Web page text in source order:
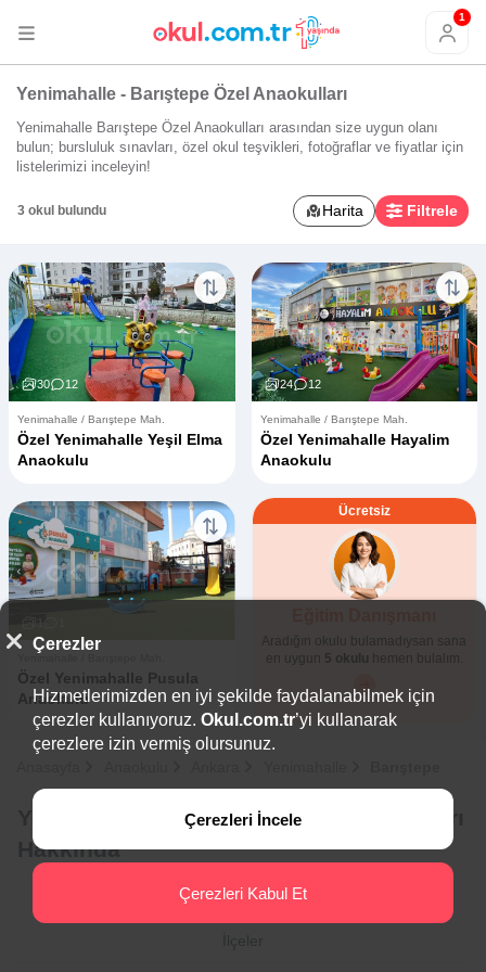
1
Yenimahalle - Barıştepe Özel Anaokulları
Yenimahalle Barıştepe Özel Anaokulları arasından size uygun olanı
bulun; bursluluk sınavları, özel okul teşvikleri, fotoğraflar ve fiyatlar için
listelerimizi inceleyin!
3 okul bulundu Harita Filtrele
30 12
Yenimahalle / Barıştepe Mah.
Özel Yenimahalle Yeşil Elma
Anaokulu
24 12
Yenimahalle / Barıştepe Mah.
Özel Yenimahalle Hayalim
Anaokulu
Özel Yenimahalle Pusula
Anaokulu
Ücretsiz
Aradığın okulu bulamadıysan sana
en uygun 5 okulu hemen bulalım.
Yenimahalle - Barıştepe Özel Anaokulları
Hakkında
Çerezler
Hizmetlerimizden en iyi şekilde faydalanabilmek için
çerezler kullanıyoruz. Okul.com.tr’yi kullanarak
çerezlere izin vermiş olursunuz.
Çerezleri İncele
Çerezleri Kabul Et